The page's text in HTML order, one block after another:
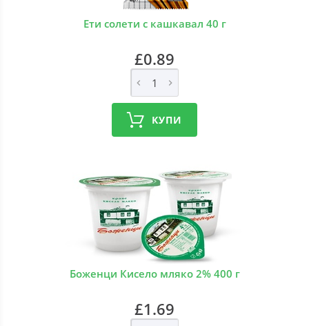
Ети солети с кашкавал 40 г
£0.89
КУПИ
Боженци Кисело мляко 2% 400 г
£1.69